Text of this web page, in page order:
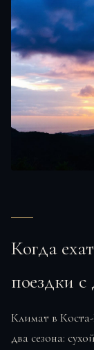
Когда
поездки с
Климат в
два сезона: